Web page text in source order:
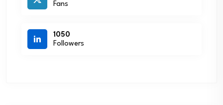
Fans
1050
Followers